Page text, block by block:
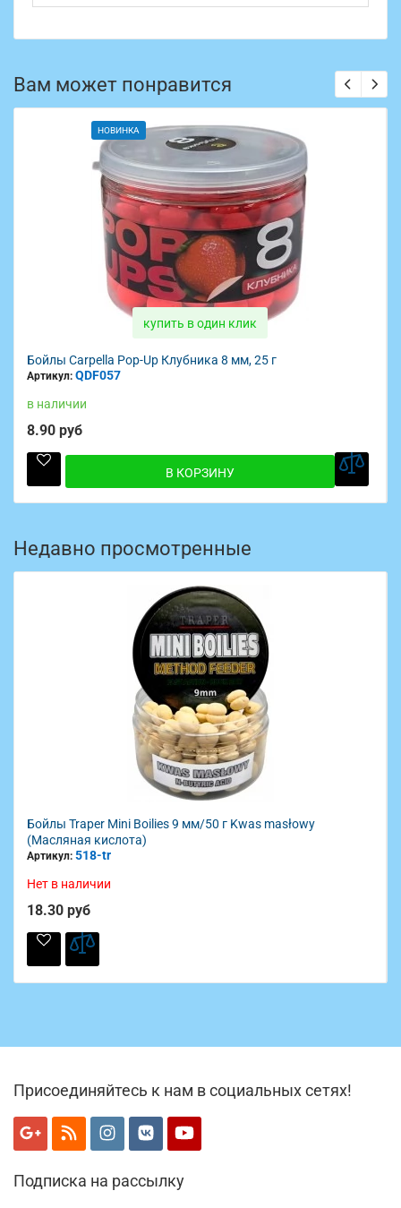
Вам может понравится
купить в один клик
НОВИНКА
Бойлы Carpella Pop-Up Клубника 8 мм, 25 г
Артикул: QDF057
в наличии
8.90 руб
В КОРЗИНУ
Недавно просмотренные
Бойлы Traper Mini Boilies 9 мм/50 г Kwas masłowy
(Масляная кислота)
Артикул: 518-tr
Нет в наличии
18.30 руб
Присоединяйтесь к нам в социальных сетях!
Подписка на рассылку